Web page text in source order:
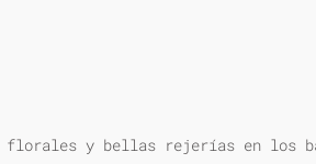
florales y bellas rejerías en los